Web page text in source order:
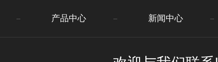
产品中心 新闻中心